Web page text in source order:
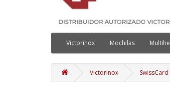
Victorinox Mochilas
Victorinox SwissCard